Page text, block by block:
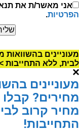
אני מאשר/ת את
הפרטיות.
לבית, ללא התחייבות
מעוניינים
מחיר קרוב
התחייבות!